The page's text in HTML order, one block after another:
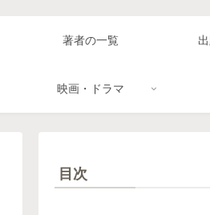
著者の一覧
映画・ドラマ
目次